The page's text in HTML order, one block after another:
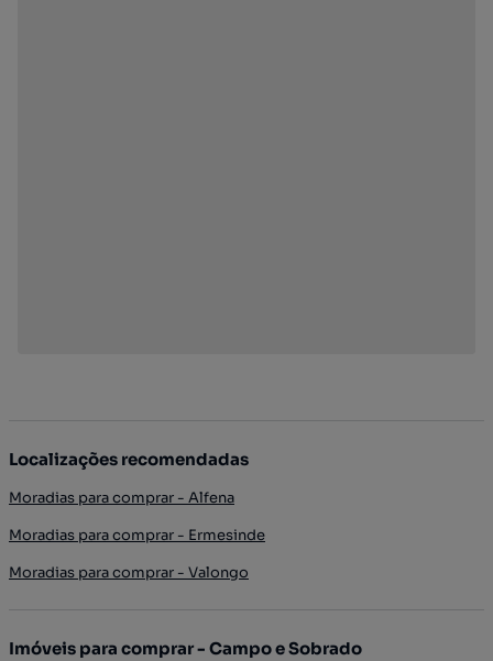
Localizações recomendadas
Moradias para comprar - Alfena
Moradias para comprar - Ermesinde
Moradias para comprar - Valongo
Imóveis para comprar - Campo e Sobrado